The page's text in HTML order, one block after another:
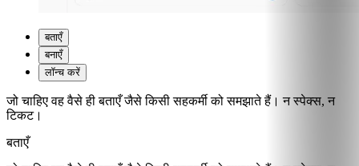
बताएँ
बनाएँ
लॉन्च करें
जो चाहिए वह वैसे ही बताएँ जैसे किसी सहकर्मी को समझाते हैं। न स्पेक्स, न
टिकट।
बताएँ